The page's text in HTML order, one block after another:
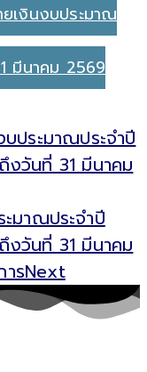
เงินงบประมาณ
มีนาคม 2569
ประมาณประจำปี
วันที่ 31 มีนาคม
มาณประจำปี
วันที่ 31 มีนาคม
รNext